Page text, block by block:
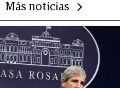
Más noticias